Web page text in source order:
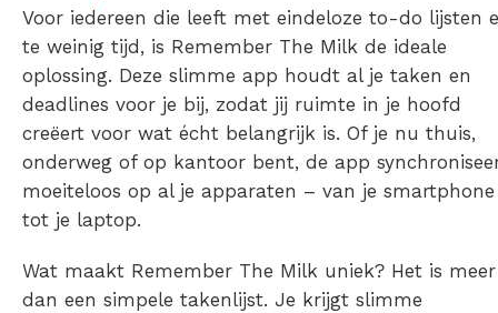
Voor iedereen die leeft met eindeloze to-do lijsten
te weinig tijd, is Remember The Milk de ideale
oplossing. Deze slimme app houdt al je taken en
deadlines voor je bij, zodat jij ruimte in je hoofd
creëert voor wat écht belangrijk is. Of je nu thuis,
onderweg of op kantoor bent, de app
moeiteloos op al je apparaten – van je smartphone
tot je laptop.
Wat maakt Remember The Milk uniek? Het is meer
dan een simpele takenlijst. Je krijgt slimme